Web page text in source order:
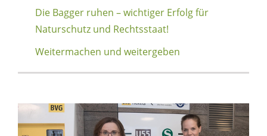
Die Bagger ruhen – wichtiger Erfolg für
Naturschutz und Rechtsstaat!
Weitermachen und weitergeben